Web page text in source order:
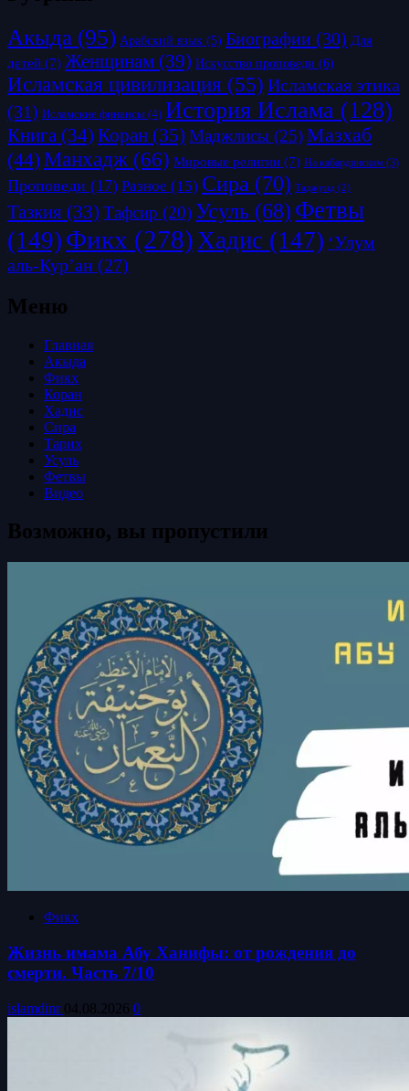
Акыда (95) Арабский язык (5) Биографии (30) Для
детей (7) Женщинам (39) Искусство проповеди (6)
Исламская цивилизация (55) Исламская этика
(31) Исламские финансы (4) История Ислама (128)
Книга (34) Коран (35) Маджлисы (25)Мазхаб
(44)Манхадж (66) Мировые религии (7) На кабардинском (3)
Проповеди (17) Разное (15) Сира (70) Таджуид (2)
Тазкия (33) Тафсир (20)Усуль (68) Фетвы
(149) Фикх (278) Хадис (147) ‘Улум
аль-Кур’ан (27)
Меню
Главная
Акыда
Фикх
Коран
Хадис
Сира
Тарих
Усуль
Фетвы
Видео
Возможно, вы пропустили
Фикх
Жизнь имама Абу Ханифы: от рождения до
смерти. Часть 7/10
islamdinr 04.08.2026 0